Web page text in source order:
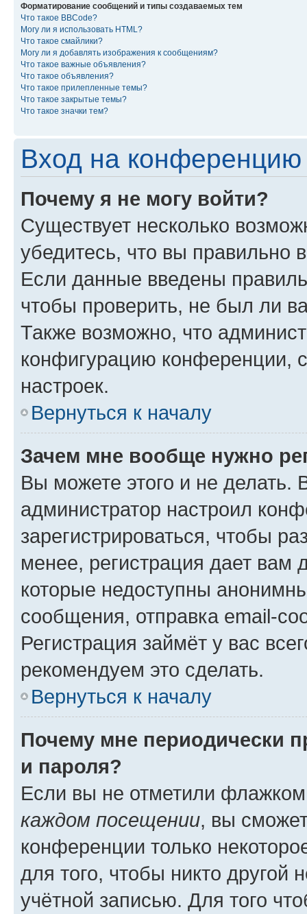
Форматирование сообщений и типы создаваемых тем
Что такое BBCode?
Могу ли я использовать HTML?
Что такое смайлики?
Могу ли я добавлять изображения к сообщениям?
Что такое важные объявления?
Что такое объявления?
Что такое прилепленные темы?
Что такое закрытые темы?
Что такое значки тем?
Вход на конференцию
Почему я не могу войти?
Существует несколько
убедитесь, что вы правильно
Если данные введены
чтобы проверить, не был ли
Также возможно, что
конфигурацию конференции,
настроек.
Вернуться к началу
Зачем мне вообще нужно
Вы можете этого и не делать.
администратор настроил
зарегистрироваться, чтобы
менее, регистрация дает вам
которые недоступны
сообщения, отправка email-
Регистрация займёт у вас
рекомендуем это сделать.
Вернуться к началу
Почему мне периодически
и пароля?
Если вы не отметили
каждом посещении, вы
конференции только
для того, чтобы никто другой
учётной записью. Для того